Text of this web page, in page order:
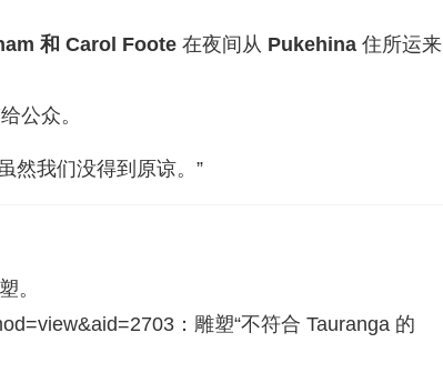
和 Carol Foote 在夜间从 Pukehina 住所运来
公众。
然我们没得到原谅。”
。
：雕塑“不符合 Tauranga 的